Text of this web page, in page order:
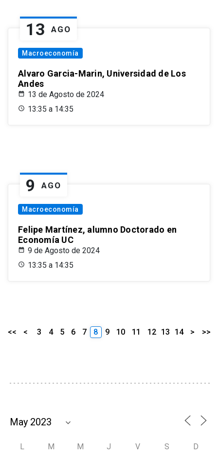
13 AGO
Macroeconomía
Alvaro Garcia-Marin, Universidad de Los
Andes
13 de Agosto de 2024
13:35 a 14:35
9 AGO
Macroeconomía
Felipe Martínez, alumno Doctorado en
Economía UC
9 de Agosto de 2024
13:35 a 14:35
<< < 3 4 5 6 7 8 9 10 11 12 13 14 > >>
L M M J V S D